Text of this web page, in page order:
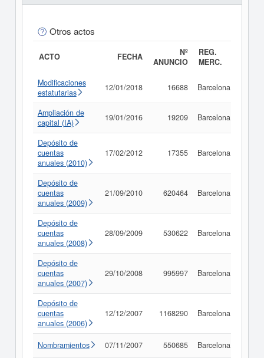
Otros actos
ACTO FECHA
Nº
ANUNCIO
REG.
MERC.
Modificaciones
estatutarias
12/01/2018 16688 Barcelona
Ampliación de
capital (IA)
19/01/2016 19209 Barcelona
Depósito de
cuentas
anuales (2010)
17/02/2012 17355 Barcelona
Depósito de
cuentas
anuales (2009)
21/09/2010 620464 Barcelona
Depósito de
cuentas
anuales (2008)
28/09/2009 530622 Barcelona
Depósito de
cuentas
anuales (2007)
29/10/2008 995997 Barcelona
Depósito de
cuentas
anuales (2006)
12/12/2007 1168290 Barcelona
Nombramientos 07/11/2007 550685 Barcelona